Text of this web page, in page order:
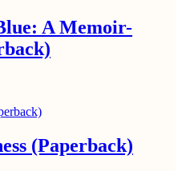
A Memoir-
(Paperback)